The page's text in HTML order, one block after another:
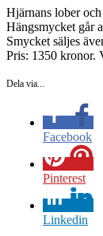
Hjärnans lober
Hängsmycket går
Smycket säljes
Pris: 1350 kronor.
Dela via...
Facebook
Pinterest
Linkedin